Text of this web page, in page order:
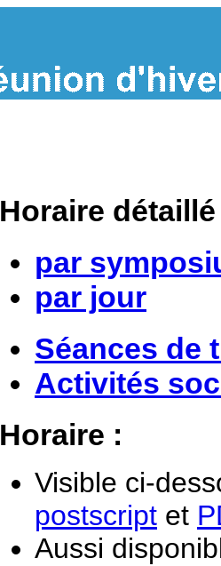
Horaire
par
par jour
Séances de
Activités
Horaire :
Visible ci-
postscript et
Aussi